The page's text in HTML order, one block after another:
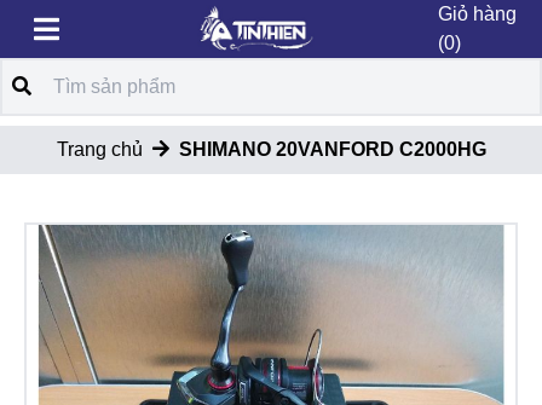
Giỏ hàng
(0)
Trang chủ SHIMANO 20VANFORD C2000HG